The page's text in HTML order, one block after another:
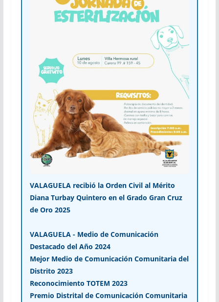
VALAGUELA recibió la Orden Civil al Mérito
Diana Turbay Quintero en el Grado Gran Cruz
de Oro 2025
VALAGUELA - Medio de Comunicación
Destacado del Año 2024
Mejor Medio de Comunicación Comunitaria del
Distrito 2023
Reconocimiento TOTEM 2023
Premio Distrital de Comunicación Comunitaria